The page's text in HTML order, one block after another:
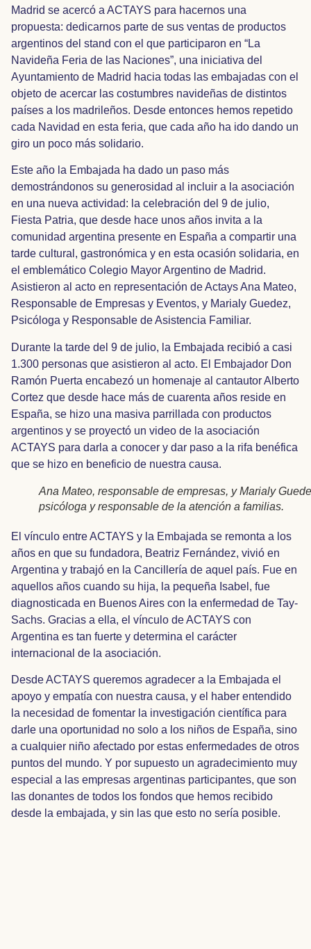
Madrid se acercó a ACTAYS para hacernos una
propuesta: dedicarnos parte de sus ventas de productos
argentinos del stand con el que participaron en “La
Navideña Feria de las Naciones”, una iniciativa del
Ayuntamiento de Madrid hacia todas las embajadas con el
objeto de acercar las costumbres navideñas de distintos
países a los madrileños. Desde entonces hemos repetido
cada Navidad en esta feria, que cada año ha ido dando un
giro un poco más solidario.
Este año la Embajada ha dado un paso más
demostrándonos su generosidad al incluir a la asociación
en una nueva actividad: la celebración del 9 de julio,
Fiesta Patria, que desde hace unos años invita a la
comunidad argentina presente en España a compartir una
tarde cultural, gastronómica y en esta ocasión solidaria, en
el emblemático Colegio Mayor Argentino de Madrid.
Asistieron al acto en representación de Actays Ana Mateo,
Responsable de Empresas y Eventos, y Marialy Guedez,
Psicóloga y Responsable de Asistencia Familiar.
Durante la tarde del 9 de julio, la Embajada recibió a casi
1.300 personas que asistieron al acto. El Embajador Don
Ramón Puerta encabezó un homenaje al cantautor Alberto
Cortez que desde hace más de cuarenta años reside en
España, se hizo una masiva parrillada con productos
argentinos y se proyectó un video de la asociación
ACTAYS para darla a conocer y dar paso a la rifa benéfica
que se hizo en beneficio de nuestra causa.
Ana Mateo, responsable de empresas, y Marialy
psicóloga y responsable de la atención a familias.
El vínculo entre ACTAYS y la Embajada se remonta a los
años en que su fundadora, Beatriz Fernández, vivió en
Argentina y trabajó en la Cancillería de aquel país. Fue en
aquellos años cuando su hija, la pequeña Isabel, fue
diagnosticada en Buenos Aires con la enfermedad de Tay-
Sachs. Gracias a ella, el vínculo de ACTAYS con
Argentina es tan fuerte y determina el carácter
internacional de la asociación.
Desde ACTAYS queremos agradecer a la Embajada el
apoyo y empatía con nuestra causa, y el haber entendido
la necesidad de fomentar la investigación científica para
darle una oportunidad no solo a los niños de España, sino
a cualquier niño afectado por estas enfermedades de otros
puntos del mundo. Y por supuesto un agradecimiento muy
especial a las empresas argentinas participantes, que son
las donantes de todos los fondos que hemos recibido
desde la embajada, y sin las que esto no sería posible.